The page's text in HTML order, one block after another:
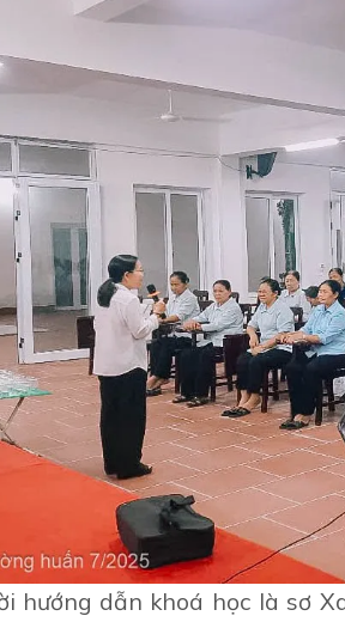
hướng dẫn khoá học là sơ